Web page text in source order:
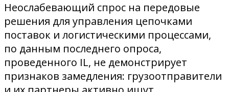
Неослабевающий спрос на передовые
решения для управления цепочками
поставок и логистическими процессами,
по данным последнего опроса,
проведенного IL, не демонстрирует
признаков замедления: грузоотправители